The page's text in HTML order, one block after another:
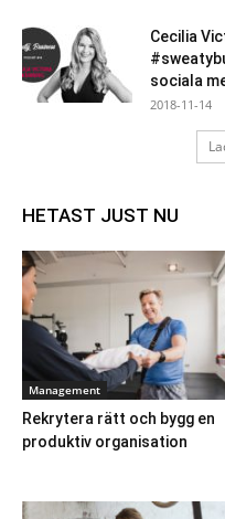
Cecilia
sociala
2018-11-14
HETAST JUST NU
Management
Rekrytera rätt och bygg en
produktiv organisation